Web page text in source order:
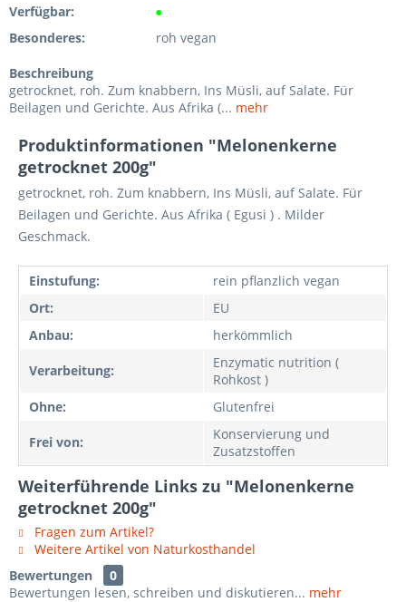
Verfügbar:
●
Besonderes:
roh vegan
Beschreibung
getrocknet, roh. Zum knabbern, Ins Müsli, auf Salate. Für
Beilagen und Gerichte. Aus Afrika (... mehr
Produktinformationen "Melonenkerne
getrocknet 200g"
getrocknet, roh. Zum knabbern, Ins Müsli, auf Salate. Für
Beilagen und Gerichte. Aus Afrika ( Egusi ) . Milder
Geschmack.
Einstufung:
rein pflanzlich vegan
Ort:
EU
Anbau:
herkömmlich
Verarbeitung:
Enzymatic nutrition (
Rohkost )
Ohne:
Glutenfrei
Frei von:
Konservierung und
Zusatzstoffen
Weiterführende Links zu "Melonenkerne
getrocknet 200g"
Fragen zum Artikel?
Weitere Artikel von Naturkosthandel
Bewertungen
0
Bewertungen lesen, schreiben und diskutieren... mehr